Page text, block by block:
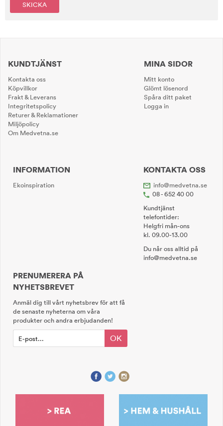
SKICKA
KUNDTJÄNST
Kontakta oss
Köpvillkor
Frakt & Leverans
Integritetspolicy
Returer & Reklamationer
Miljöpolicy
Om Medvetna.se
MINA SIDOR
Mitt konto
Glömt lösenord
Spåra ditt paket
Logga in
INFORMATION
Ekoinspiration
KONTAKTA OSS
info@medvetna.se
08 - 652 40 00
Kundtjänst
telefontider:
Helgfri mån-ons
kl. 09.00-13.00
Du når oss alltid på
info@medvetna.se
PRENUMERERA PÅ
NYHETSBREVET
Anmäl dig till vårt nyhetsbrev för att få
de senaste nyheterna om våra
produkter och andra erbjudanden!
OK